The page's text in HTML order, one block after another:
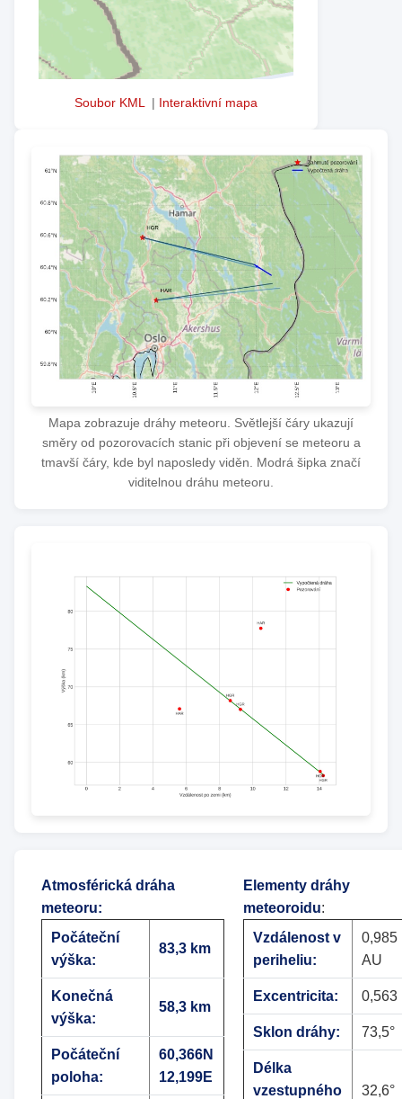
Soubor KML | Interaktivní mapa
Mapa zobrazuje dráhy meteoru. Světlejší čáry ukazují
směry od pozorovacích stanic při objevení se meteoru a
tmavší čáry, kde byl naposledy viděn. Modrá šipka značí
viditelnou dráhu meteoru.
Atmosférická dráha
meteoru:
Počáteční
výška:
83,3 km
Konečná
výška:
58,3 km
Počáteční
poloha:
60,366N
12,199E
Elementy dráhy
meteoroidu:
Vzdálenost v
periheliu:
0,985
AU
Excentricita: 0,563
Sklon dráhy: 73,5°
Délka
vzestupného
32,6°